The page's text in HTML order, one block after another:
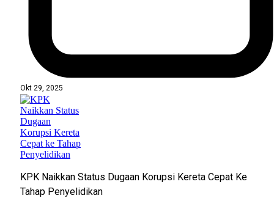
Okt 29, 2025
KPK Naikkan Status Dugaan Korupsi Kereta Cepat Ke
Tahap Penyelidikan